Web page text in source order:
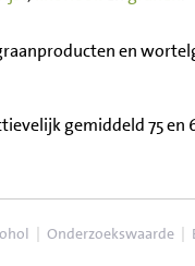
en
gemiddeld 75 en
| Onderzoekswaarde |